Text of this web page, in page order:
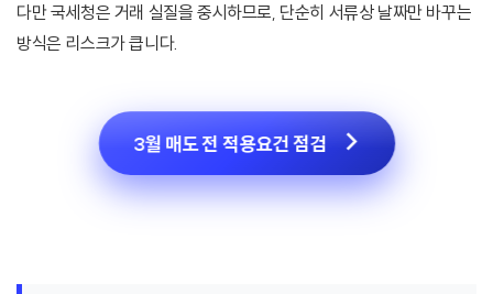
다만 국세청은 거래 실질을 중시하므로, 단순히 서류상 날짜만 바꾸는
방식은 리스크가 큽니다.
3월 매도 전 적용요건 점검